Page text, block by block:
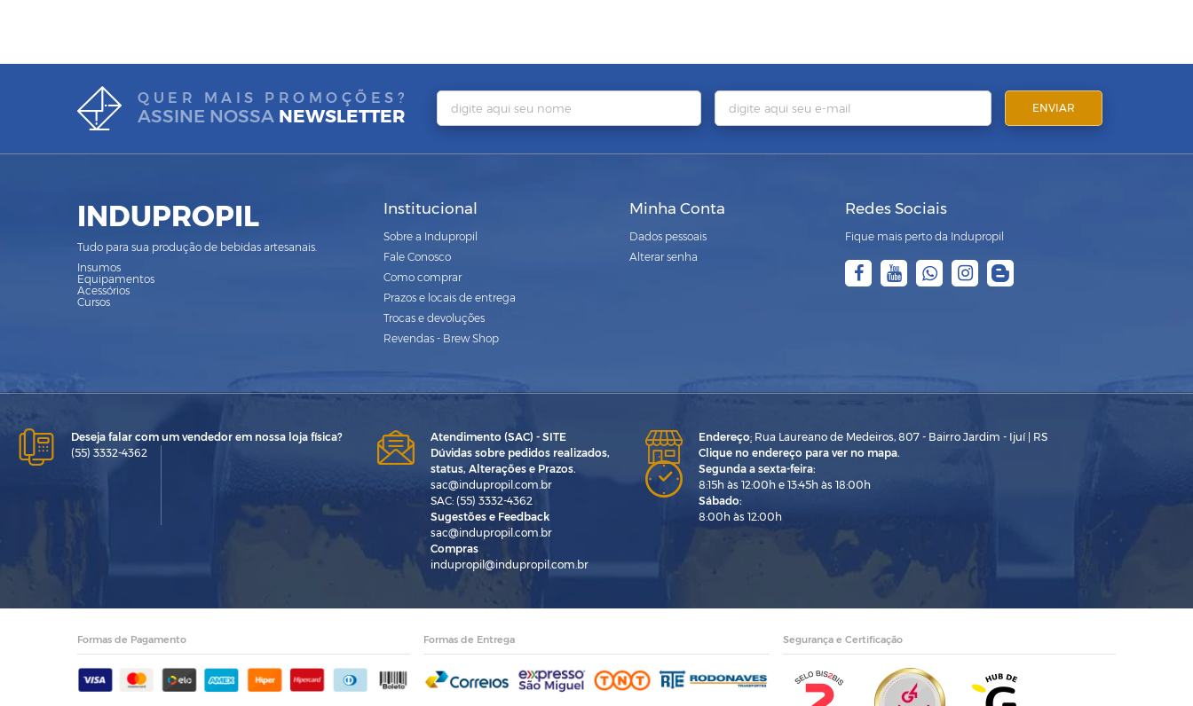
QUER MAIS PROMOÇÕES?
ASSINE NOSSA NEWSLETTER
INDUPROPIL
Tudo para sua produção de bebidas artesanais.
Insumos
Equipamentos
Acessórios
Cursos
Institucional
Sobre a Indupropil
Fale Conosco
Como comprar
Prazos e locais de entrega
Trocas e devoluções
Revendas - Brew Shop
Minha Conta
Dados pessoais
Alterar senha
Redes Sociais
Fique mais perto da Indupropil
Deseja falar com um vendedor em nossa loja física?
(55) 3332-4362
Atendimento (SAC) - SITE
Dúvidas sobre pedidos realizados,
status, Alterações e Prazos.
sac@indupropil.com.br
SAC: (55) 3332-4362
Sugestões e Feedback
sac@indupropil.com.br
Compras
indupropil@indupropil.com.br
Endereço: Rua Laureano de Medeiros, 807 - Bairro Jardim - Ijuí | RS
Clique no endereço para ver no mapa.
Segunda a sexta-feira:
8:15h às 12:00h e 13:45h às 18:00h
Sábado:
8:00h às 12:00h
Formas de Pagamento Formas de Entrega Segurança e Certificação